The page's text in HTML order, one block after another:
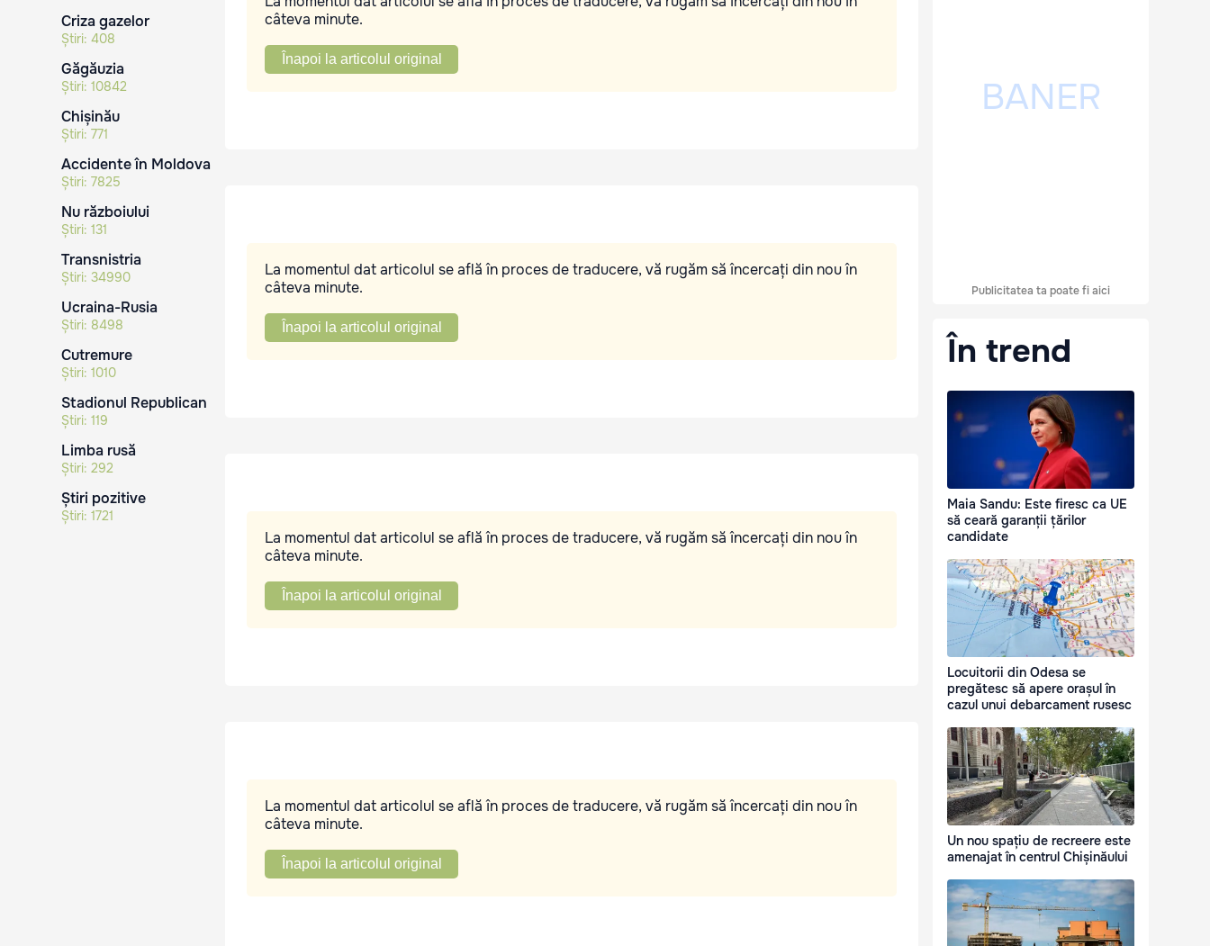
Criza gazelor
Știri: 408
Găgăuzia
Știri: 10842
Chișinău
Știri: 771
Accidente în Moldova
Știri: 7825
Nu războiului
Știri: 131
Transnistria
Știri: 34990
Ucraina-Rusia
Știri: 8498
Cutremure
Știri: 1010
Stadionul Republican
Știri: 119
Limba rusă
Știri: 292
Știri pozitive
Știri: 1721
câteva minute.
Înapoi la articolul original
La momentul dat articolul se află în proces de traducere, vă rugăm să încercați din nou în
câteva minute.
Înapoi la articolul original
La momentul dat articolul se află în proces de traducere, vă rugăm să încercați din nou în
câteva minute.
Înapoi la articolul original
La momentul dat articolul se află în proces de traducere, vă rugăm să încercați din nou în
câteva minute.
Înapoi la articolul original
Publicitatea ta poate fi aici
În trend
Maia Sandu: Este firesc ca UE
să ceară garanții țărilor
candidate
Locuitorii din Odesa se
pregătesc să apere orașul în
cazul unui debarcament rusesc
Un nou spațiu de recreere este
amenajat în centrul Chișinăului